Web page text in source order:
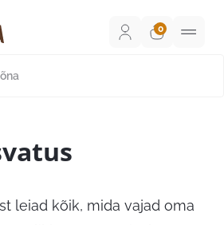
leiad kõik, mida vajad oma